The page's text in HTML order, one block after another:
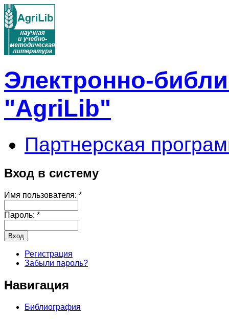
Электронно-
"AgriLib"
Партнерская
Вход в систему
Имя пользователя: *
Пароль: *
Регистрация
Забыли пароль?
Навигация
Библиография